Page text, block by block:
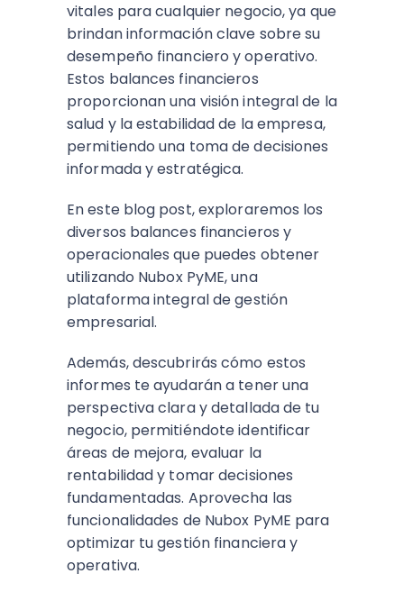
vitales para cualquier negocio, ya que
brindan información clave sobre su
desempeño financiero y operativo.
Estos balances financieros
proporcionan una visión integral de la
salud y la estabilidad de la empresa,
permitiendo una toma de decisiones
informada y estratégica.
En este blog post, exploraremos los
diversos balances financieros y
operacionales que puedes obtener
utilizando Nubox PyME, una
plataforma integral de gestión
empresarial.
Además, descubrirás cómo estos
informes te ayudarán a tener una
perspectiva clara y detallada de tu
negocio, permitiéndote identificar
áreas de mejora, evaluar la
rentabilidad y tomar decisiones
fundamentadas. Aprovecha las
funcionalidades de Nubox PyME para
optimizar tu gestión financiera y
operativa.